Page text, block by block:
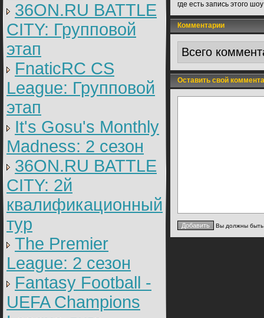
36ON.RU BATTLE
CITY: Групповой
этап
FnaticRC CS
League: Групповой
этап
It's Gosu's Monthly
Madness: 2 сезон
36ON.RU BATTLE
CITY: 2й
квалификационный
тур
The Premier
League: 2 cезон
Fantasy Football -
UEFA Champions
где есть запись этого
Комментарии
Всего
Оставить свой
Вы должны